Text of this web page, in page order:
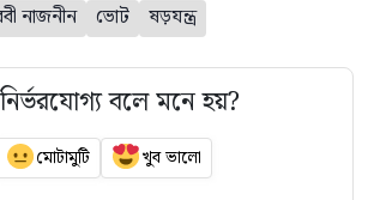
নাজনীন ভোট ষড়যন্ত্র
বলে মনে হয়?
মোটামুটি খুব ভালো